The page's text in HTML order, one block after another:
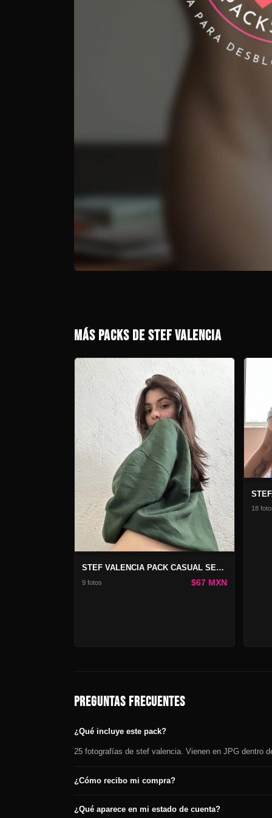
MÁS PACKS DE STEF VALENCIA
STEF VALENCIA PACK CASUAL SEDUCCIÓN
9 fotos $67 MXN
18
PREGUNTAS FRECUENTES
¿Qué incluye este pack?
25 fotografías de stef valencia. Vienen en JPG dentro
¿Cómo recibo mi compra?
¿Qué aparece en mi estado de cuenta?